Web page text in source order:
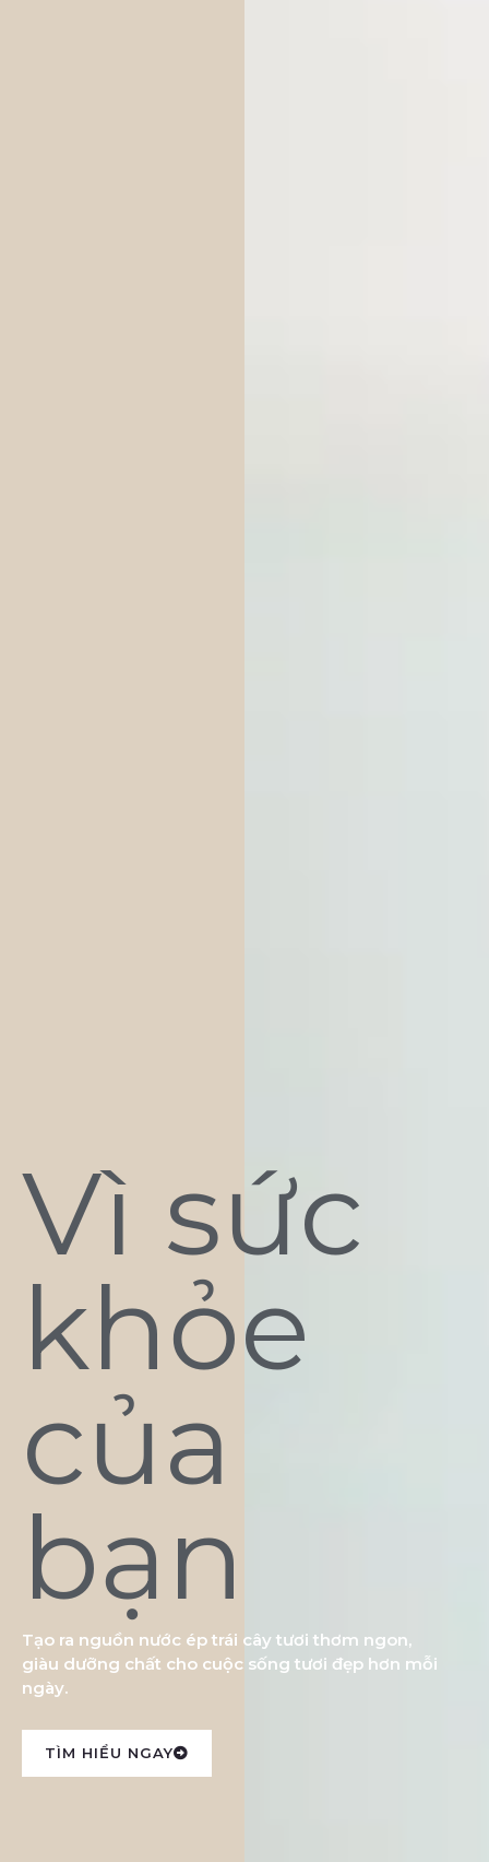
Vì sức
khỏe
của
bạn
Tạo ra nguồn nước ép trái cây tươi thơm ngon,
giàu dưỡng chất cho cuộc sống tươi đẹp hơn mỗi
ngày.
TÌM HIỂU NGAY